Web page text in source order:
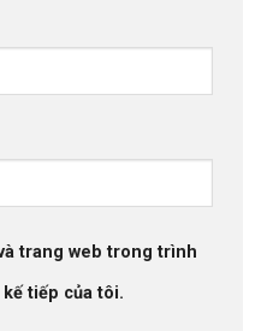
trang web trong trình
tiếp của tôi.